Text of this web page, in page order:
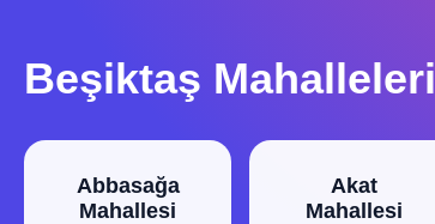
Beşiktaş Mahalleleri
Abbasağa
Mahallesi
Akat
Mahallesi